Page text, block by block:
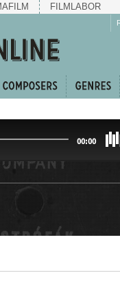
FILMLABOR
00:00